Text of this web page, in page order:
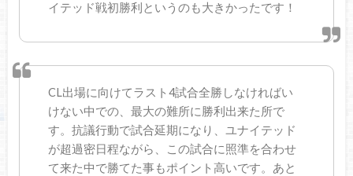
イテッド戦初勝利というのも大きかったです！
CL出場に向けてラスト4試合全勝しなければい
けない中での、最大の難所に勝利出来た所で
す。抗議行動で試合延期になり、ユナイテッド
が超過密日程ながら、この試合に照準を合わせ
て来た中で勝てた事もポイント高いです。あと